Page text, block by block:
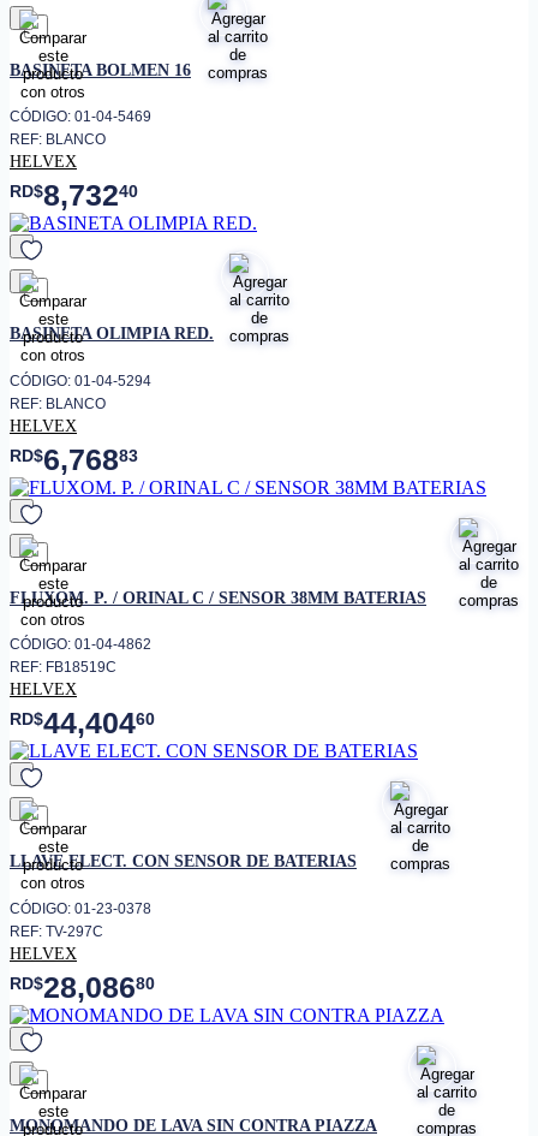
favorito
BASINETA BOLMEN 16
CÓDIGO: 01-04-5469
REF: BLANCO
HELVEX
RD$8,73240
favorito
BASINETA OLIMPIA RED.
CÓDIGO: 01-04-5294
REF: BLANCO
HELVEX
RD$6,76883
favorito
FLUXOM. P. / ORINAL C / SENSOR 38MM BATERIAS
CÓDIGO: 01-04-4862
REF: FB18519C
HELVEX
RD$44,40460
favorito
LLAVE ELECT. CON SENSOR DE BATERIAS
CÓDIGO: 01-23-0378
REF: TV-297C
HELVEX
RD$28,08680
favorito
MONOMANDO DE LAVA SIN CONTRA PIAZZA